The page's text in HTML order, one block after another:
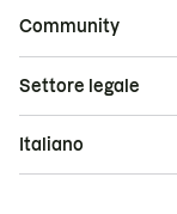
Community
Settore legale
Italiano